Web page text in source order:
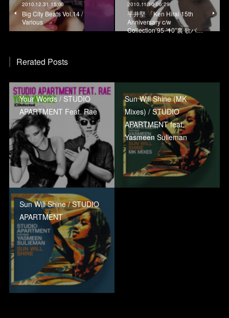
2010.12.31 15:00
Big City Beats Vol.14 /
Various
2010.11.10 06:29
平井堅 「Ken Hirai 15th
Anniversary c/w
Collection’95-’10”裏 歌バ…
Rerated Posts
Your Words / STUDIO
APARTMENT Feat. Rae
Sun Will Shine (MK
Mixes) / STUDIO
APARTMENT feat.
Yasmeen Sulieman
Sun Will Shine / STUDIO
APARTMENT